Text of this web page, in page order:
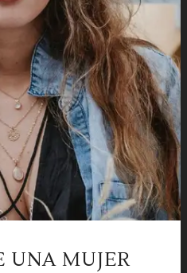
UNA MUJER